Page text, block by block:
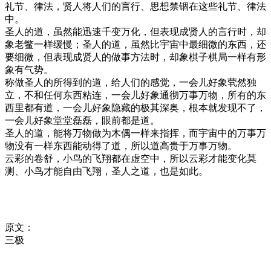
礼节、律法，贤人将人们的言行、思想禁锢在这些礼节、律法
中。
圣人的道，虽然能迅速千变万化，但表现成贤人的言行时，却
象老鳖一样缓慢；圣人的道，虽然比宇宙中最细微的东西，还
要细微，但表现成贤人的做事方法时，却象棋子棋局一样有形
象有气势。
称做圣人的所得到的道，给人们的感觉，一会儿好象茕然独
立，不和任何东西粘连，一会儿好象通彻万事万物，所有的东
西里都有道，一会儿好象隐藏的极其深奥，根本就发现不了，
一会儿好象堂堂磊磊，眼前都是道。
圣人的道，能将万物做为木偶一样来指挥，而宇宙中的万事万
物没有一样东西能动得了道，所以道高贵于万事万物。
云彩的卷舒，小鸟的飞翔都在虚空中，所以云彩才能变化莫
测、小鸟才能自由飞翔，圣人之道，也是如此。
原文：
三极